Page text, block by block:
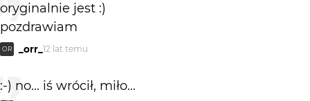
oryginalnie jest :)
pozdrawiam
OR _orr_ 12 lat temu
:-) no... iś wrócił, miło...